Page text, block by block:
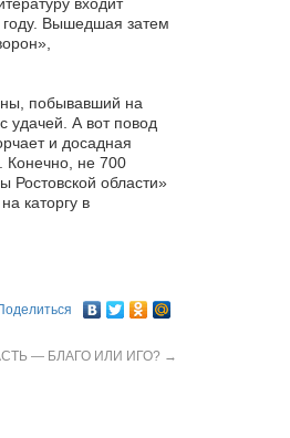
входит
году. Вышедшая затем
побывавший на
удачей. А вот повод
и досадная
Конечно, не 700
Ростовской области»
каторгу в
— БЛАГО ИЛИ ИГО? →